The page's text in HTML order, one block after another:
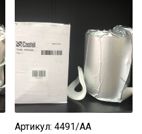
Артикул: 4491/AA